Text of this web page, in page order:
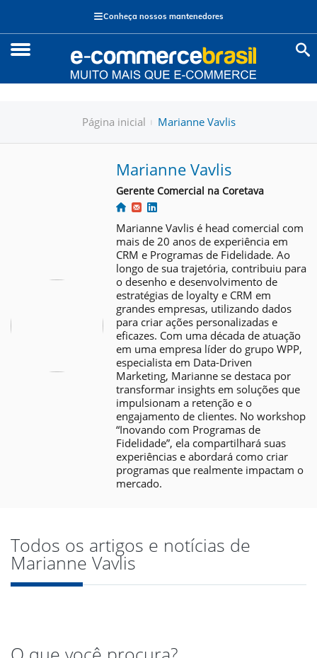
≡Conheça nossos mantenedores
Página inicial Marianne Vavlis
Marianne Vavlis
Gerente Comercial na Coretava
Marianne Vavlis é head comercial com
mais de 20 anos de experiência em
CRM e Programas de Fidelidade. Ao
longo de sua trajetória, contribuiu para
o desenho e desenvolvimento de
estratégias de loyalty e CRM em
grandes empresas, utilizando dados
para criar ações personalizadas e
eficazes. Com uma década de atuação
em uma empresa líder do grupo WPP,
especialista em Data-Driven
Marketing, Marianne se destaca por
transformar insights em soluções que
impulsionam a retenção e o
engajamento de clientes. No workshop
“Inovando com Programas de
Fidelidade”, ela compartilhará suas
experiências e abordará como criar
programas que realmente impactam o
mercado.
Todos os artigos e notícias de
Marianne Vavlis